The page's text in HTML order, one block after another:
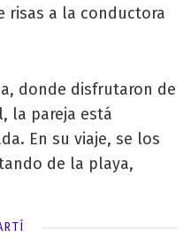
risas a la conductora
donde disfrutaron de
la pareja está
En su viaje, se los
de la playa,